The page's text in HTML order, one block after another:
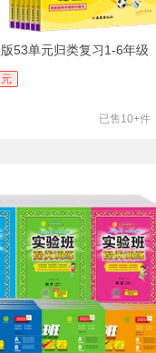
53单元归类复习1-6年级
已售10+件